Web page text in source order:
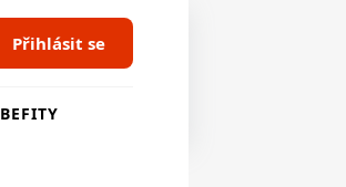
Přihlásit se
BEFITY